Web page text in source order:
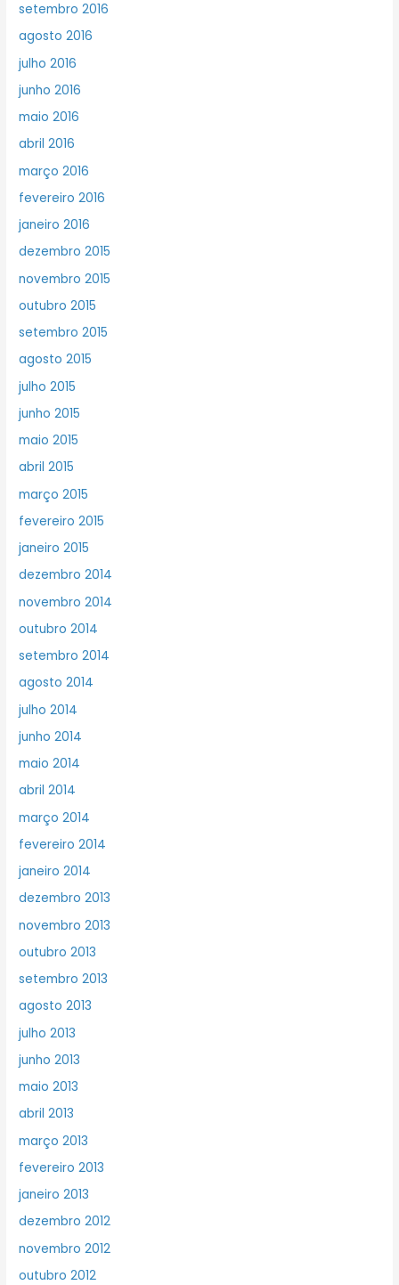
setembro 2016
agosto 2016
julho 2016
junho 2016
maio 2016
abril 2016
março 2016
fevereiro 2016
janeiro 2016
dezembro 2015
novembro 2015
outubro 2015
setembro 2015
agosto 2015
julho 2015
junho 2015
maio 2015
abril 2015
março 2015
fevereiro 2015
janeiro 2015
dezembro 2014
novembro 2014
outubro 2014
setembro 2014
agosto 2014
julho 2014
junho 2014
maio 2014
abril 2014
março 2014
fevereiro 2014
janeiro 2014
dezembro 2013
novembro 2013
outubro 2013
setembro 2013
agosto 2013
julho 2013
junho 2013
maio 2013
abril 2013
março 2013
fevereiro 2013
janeiro 2013
dezembro 2012
novembro 2012
outubro 2012